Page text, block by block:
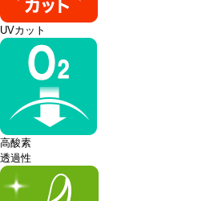
UVカット
高酸素
透過性